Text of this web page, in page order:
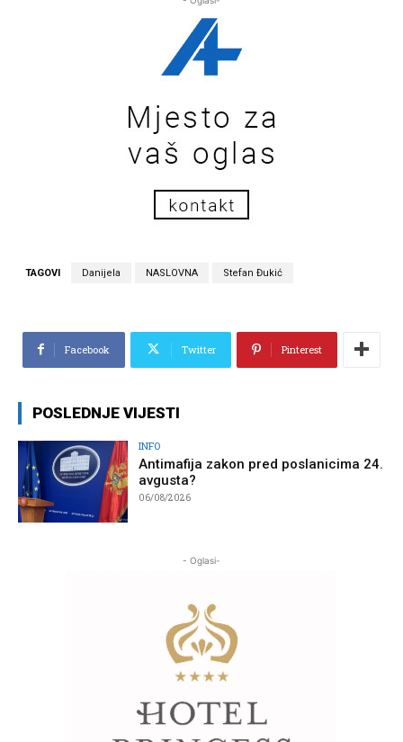
TAGOVI Danijela NASLOVNA Stefan Đukić
Facebook Twitter Pinterest
POSLEDNJE VIJESTI
INFO
Antimafija zakon pred poslanicima 24.
avgusta?
06/08/2026
- Oglasi-